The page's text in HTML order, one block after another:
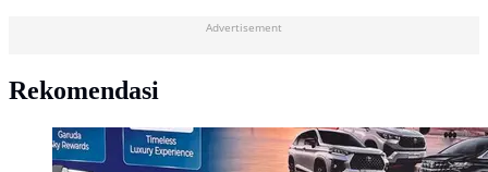
Advertisement
Rekomendasi